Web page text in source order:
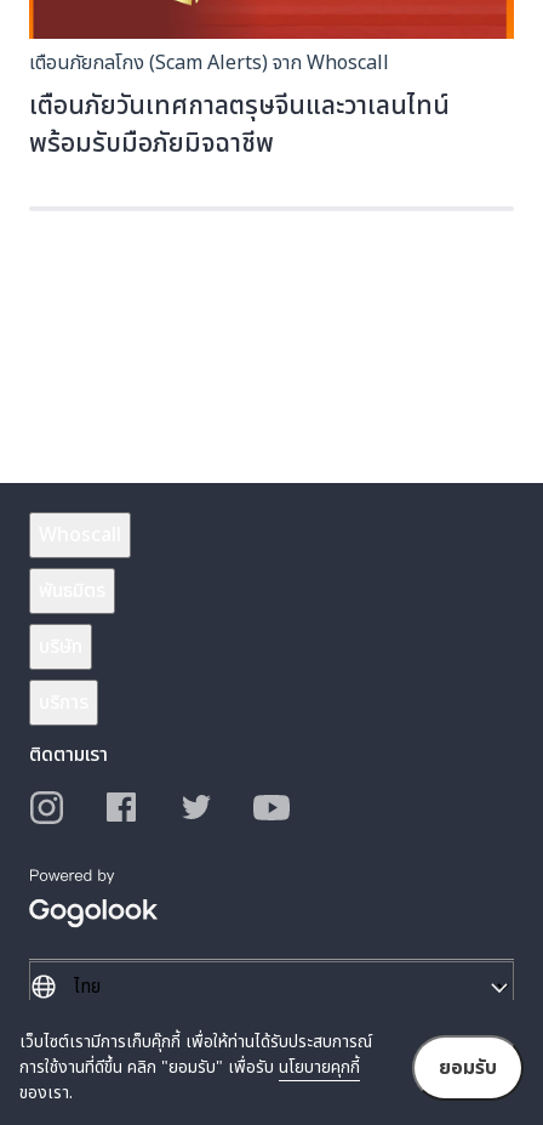
เตือนภัยกลโกง (Scam Alerts) จาก Whoscall
เตือนภัยวันเทศกาลตรุษจีนและวาเลนไทน์
พร้อมรับมือภัยมิจฉาชีพ
ติดตามเรา
© 2026 Gogolook. All Rights Reserved.
นโยบายความเป็นส่วนตัว
เว็บไซต์เรามีการเก็บคุ๊กกี้ เพื่อให้ท่านได้รับประสบการณ์
การใช้งานที่ดีขึ้น คลิก "ยอมรับ" เพื่อรับ นโยบายคุกกี้
ของเรา.
ยอมรับ